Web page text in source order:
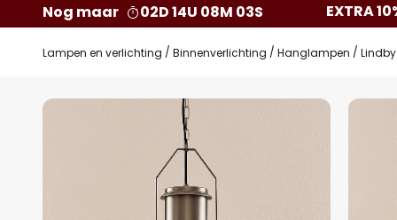
Nog maar 02D 14U 08M 02S EXTRA
Lampen en verlichting Binnenverlichting Hanglampen
Ga